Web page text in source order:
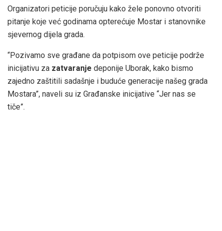
Organizatori peticije poručuju kako žele ponovno otvoriti
pitanje koje već godinama opterećuje Mostar i stanovnike
sjevernog dijela grada.
“Pozivamo sve građane da potpisom ove peticije podrže
inicijativu za zatvaranje deponije Uborak, kako bismo
zajedno zaštitili sadašnje i buduće generacije našeg grada
Mostara”, naveli su iz Građanske inicijative “Jer nas se
tiče”.